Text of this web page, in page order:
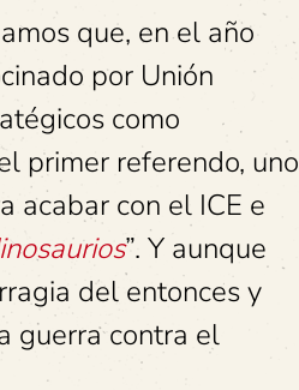
que, en el año
por Unión
como
primer referendo, uno
acabar con el ICE e
”. Y aunque
del entonces y
guerra contra el